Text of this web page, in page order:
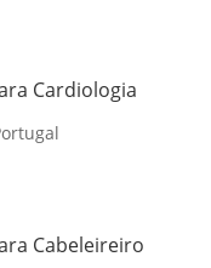
Cardiologia
Cabeleireiro